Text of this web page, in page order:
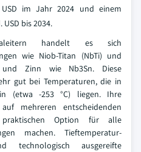
im Jahr 2024 und einem
bis 2034.
handelt es sich
wie Niob-Titan (NbTi) und
Zinn wie Nb3Sn. Diese
gut bei Temperaturen, die in
(etwa -253 °C) liegen. Ihre
mehreren entscheidenden
Option für alle
machen. Tieftemperatur-
technologisch ausgereifte